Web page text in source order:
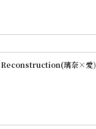
Reconstruction(璃奈×愛)